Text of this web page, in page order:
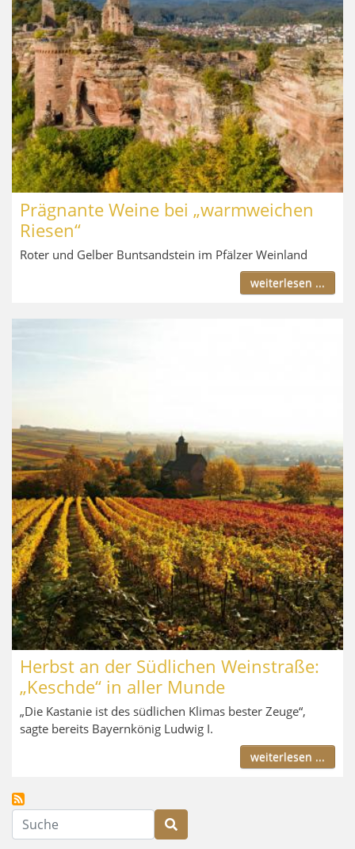
Prägnante Weine bei „warmweichen
Riesen“
Roter und Gelber Buntsandstein im Pfälzer Weinland
weiterlesen ...
Herbst an der Südlichen Weinstraße:
„Keschde“ in aller Munde
„Die Kastanie ist des südlichen Klimas bester Zeuge“,
sagte bereits Bayernkönig Ludwig I.
weiterlesen ...
Suche